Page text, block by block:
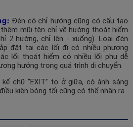
Đèn có chỉ hướng cũng có cấu tạo
mũi tên chỉ về hướng thoát hiểm
2 hướng, chỉ lên - xuống). Loại đèn
đặt tại các lối đi có nhiều phương
lối thoát hiểm có nhiều lối phụ dễ
hướng trong quá trình di chuyển.
chữ “EXIT” to ở giữa, có ánh sáng
kiện bóng tối cũng có thể nhận ra.